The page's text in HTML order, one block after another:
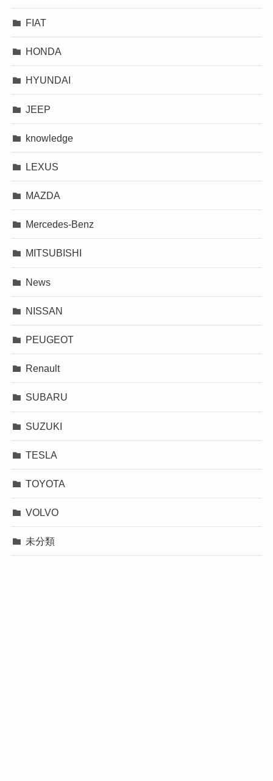
FIAT
HONDA
HYUNDAI
JEEP
knowledge
LEXUS
MAZDA
Mercedes-Benz
MITSUBISHI
News
NISSAN
PEUGEOT
Renault
SUBARU
SUZUKI
TESLA
TOYOTA
VOLVO
未分類